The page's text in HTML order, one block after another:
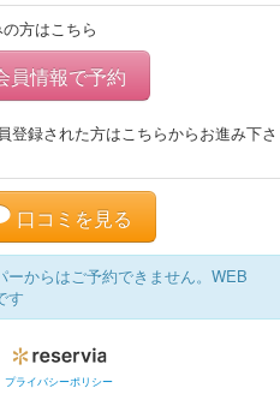
方はこちら
員情報で予約
登録された方はこちらからお進み下さ
口コミを見る
ーからはご予約できません。WEB
す
プライバシーポリシー